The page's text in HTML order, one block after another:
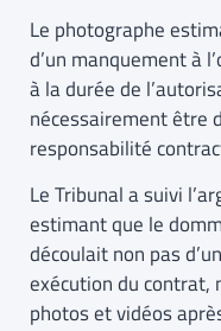
Le photographe
d’un manquement à
à la durée de
nécessairement être
responsabilité
Le Tribunal a suivi
estimant que le
découlait non pas
exécution du contrat,
photos et vidéos